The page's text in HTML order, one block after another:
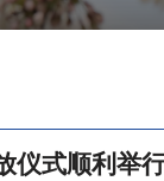
仪式顺利举